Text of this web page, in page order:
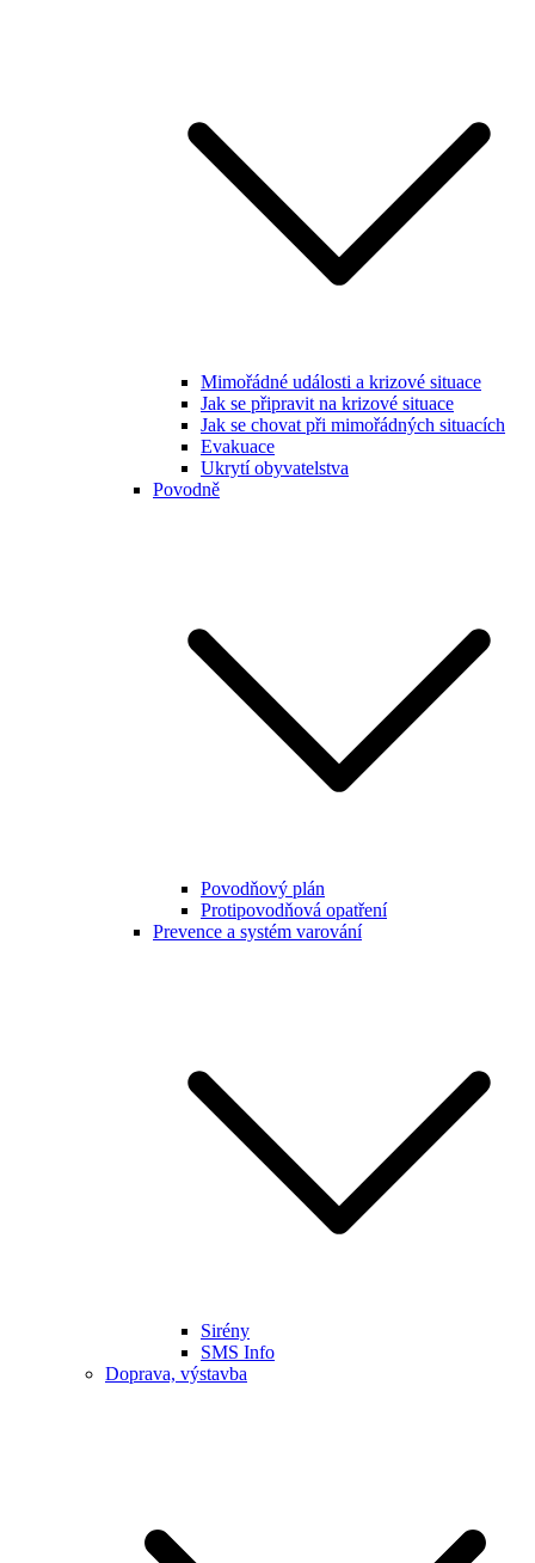
Mimořádné události a krizové situace
Jak se připravit na krizové situace
Jak se chovat při mimořádných situacích
Evakuace
Ukrytí obyvatelstva
Povodně
Povodňový plán
Protipovodňová opatření
Prevence a systém varování
Sirény
SMS Info
Doprava, výstavba